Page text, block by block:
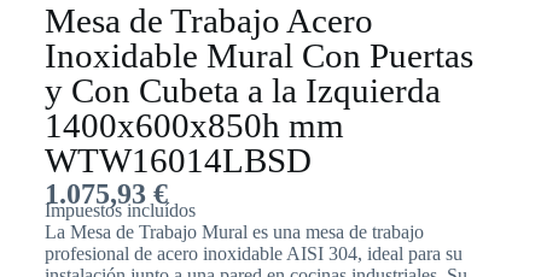
Mesa de Trabajo Acero
Inoxidable Mural Con Puertas
y Con Cubeta a la Izquierda
1400x600x850h mm
WTW16014LBSD
1.075,93 €
Impuestos incluídos
La Mesa de Trabajo Mural es una mesa de trabajo
profesional de acero inoxidable AISI 304, ideal para su